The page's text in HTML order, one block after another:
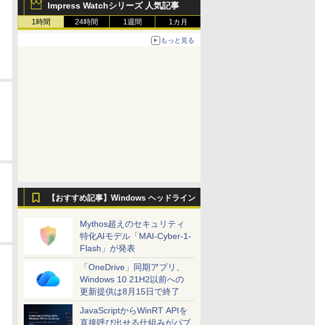
Impress Watchシリーズ 人気記事
1時間 24時間 1週間 1カ月
もっと見る
【おすすめ記事】Windows ヘッドライン
Mythos超えのセキュリティ
特化AIモデル「MAI-Cyber-1-
Flash」が発表
「OneDrive」同期アプリ、
Windows 10 21H2以前への
更新提供は8月15日で終了
JavaScriptからWinRT APIを
直接呼び出せる仕組みがパブ